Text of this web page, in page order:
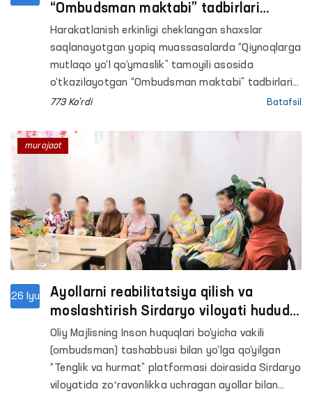
“Ombudsman maktabi” tadbirlari
o‘tkazildi
Harakatlanish erkinligi cheklangan shaxslar
saqlanayotgan yopiq muassasalarda “Qiynoqlarga
mutlaqo yo‘l qo‘ymaslik” tamoyili asosida
o‘tkazilayotgan “Ombudsman maktabi” tadbirlari
davom etmoqda.
773 Ko'rdi Batafsil
26 Iyu
Ayollarni reabilitatsiya qilish va
moslashtirish Sirdaryo viloyati hududiy
markazida uchrashuv o’tkazildi
Oliy Majlisning Inson huquqlari bo‘yicha vakili
(ombudsman) tashabbusi bilan yo‘lga qo‘yilgan
“Tenglik va hurmat” platformasi doirasida Sirdaryo
viloyatida zoʻravonlikka uchragan ayollar bilan
murojaat